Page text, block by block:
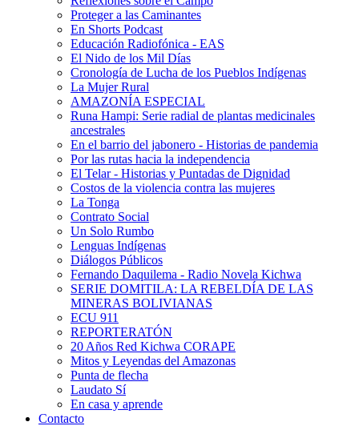
Proteger a las Caminantes
En Shorts Podcast
Educación Radiofónica - EAS
El Nido de los Mil Días
Cronología de Lucha de los Pueblos Indígenas
La Mujer Rural
AMAZONÍA ESPECIAL
Runa Hampi: Serie radial de plantas medicinales
ancestrales
En el barrio del jabonero - Historias de pandemia
Por las rutas hacia la independencia
El Telar - Historias y Puntadas de Dignidad
Costos de la violencia contra las mujeres
La Tonga
Contrato Social
Un Solo Rumbo
Lenguas Indígenas
Diálogos Públicos
Fernando Daquilema - Radio Novela Kichwa
SERIE DOMITILA: LA REBELDÍA DE LAS
MINERAS BOLIVIANAS
ECU 911
REPORTERATÓN
20 Años Red Kichwa CORAPE
Mitos y Leyendas del Amazonas
Punta de flecha
Laudato Sí
En casa y aprende
Contacto